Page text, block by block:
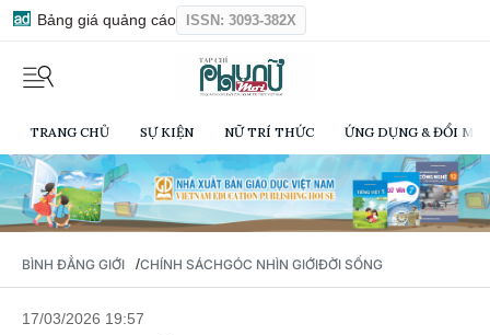
Bảng giá quảng cáo ISSN: 3093-382X
TRANG CHỦ SỰ KIỆN NỮ TRÍ THỨC ỨNG DỤNG & ĐỔI
BÌNH ĐẲNG GIỚI /CHÍNH SÁCHGÓC NHÌN GIỚIĐỜI SỐNG
17/03/2026 19:57